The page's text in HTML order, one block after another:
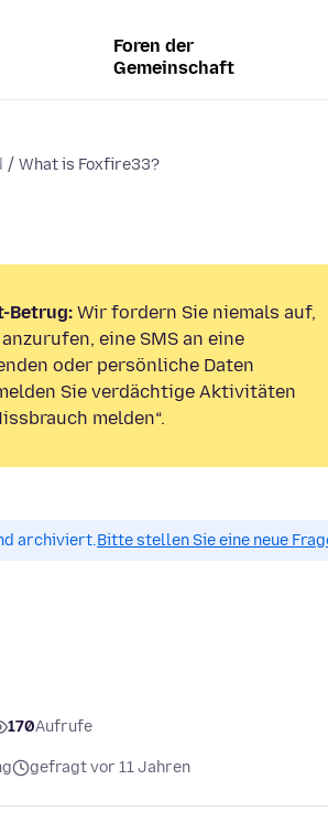
Foren der
Gemeinschaft
What is Foxfire33?
Betrug: Wir fordern Sie niemals auf,
eine SMS an eine
oder persönliche Daten
Sie verdächtige Aktivitäten
melden“.
archiviert.Bitte stellen Sie eine neue
170Aufrufe
gefragt vor 11 Jahren